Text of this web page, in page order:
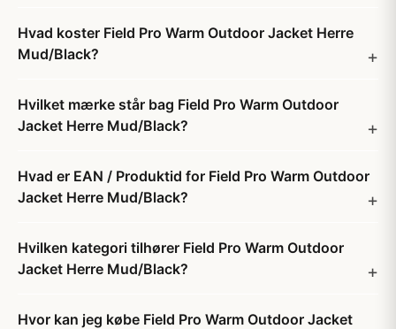
Hvad koster Field Pro Warm Outdoor Jacket Herre
Mud/Black?
Hvilket mærke står bag Field Pro Warm Outdoor
Jacket Herre Mud/Black?
Hvad er EAN / Produktid for Field Pro Warm Outdoor
Jacket Herre Mud/Black?
Hvilken kategori tilhører Field Pro Warm Outdoor
Jacket Herre Mud/Black?
Hvor kan jeg købe Field Pro Warm Outdoor Jacket